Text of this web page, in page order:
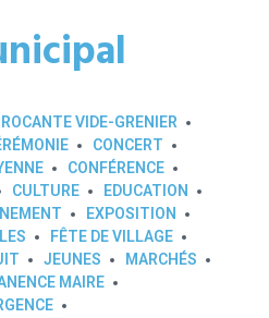
VIDE-GRENIER
CONCERT
CONFÉRENCE
CULTURE
EDUCATION
EXPOSITION
FÊTE DE VILLAGE
JEUNES
MARCHÉS
MAIRE